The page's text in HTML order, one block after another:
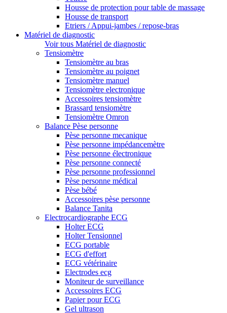
Housse de protection pour table de massage
Housse de transport
Etriers / Appui-jambes / repose-bras
Matériel de diagnostic
Voir tous Matériel de diagnostic
Tensiomètre
Tensiomètre au bras
Tensiomètre au poignet
Tensiomètre manuel
Tensiomètre electronique
Accessoires tensiomètre
Brassard tensiomètre
Tensiomètre Omron
Balance Pèse personne
Pèse personne mecanique
Pèse personne impédancemètre
Pèse personne électronique
Pèse personne connecté
Pèse personne professionnel
Pèse personne médical
Pèse bébé
Accessoires pèse personne
Balance Tanita
Electrocardiographe ECG
Holter ECG
Holter Tensionnel
ECG portable
ECG d'effort
ECG vétérinaire
Electrodes ecg
Moniteur de surveillance
Accessoires ECG
Papier pour ECG
Gel ultrason